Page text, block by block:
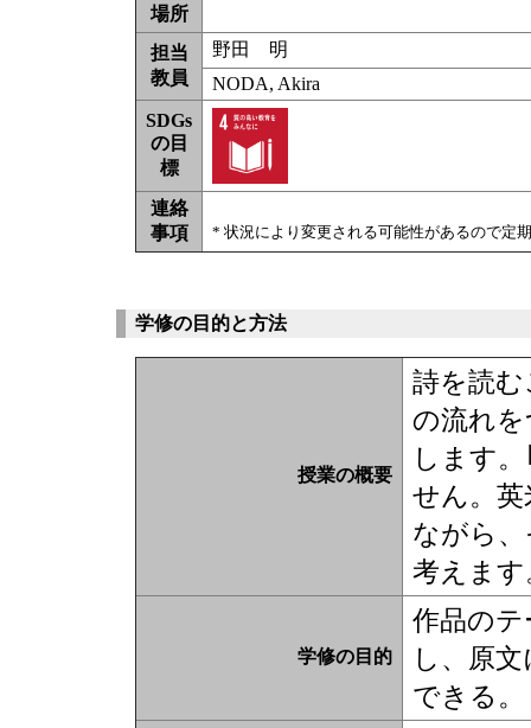
場所
担当
教員
野田 明
NODA, Akira
SDGs
の目
標
連絡
事項
* 状況により変更される可能性があるので定
学修の目的と方法
授業の概要
詩を読
の流れ
します
せん。
ながら
考えます
学修の目的
作品のテ
し、原
できる。